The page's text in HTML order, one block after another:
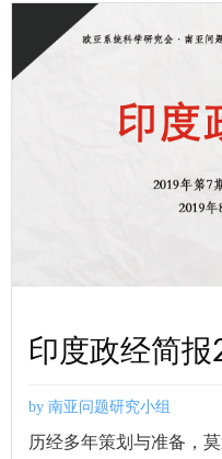
印度政经简报
by 南亚问题研究小组
历经多年策划与准备，